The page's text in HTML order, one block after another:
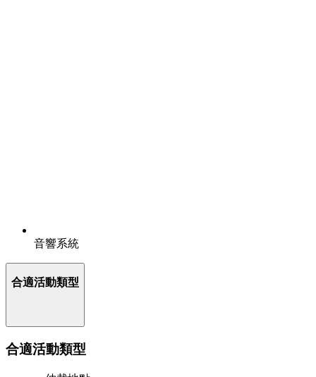
音響系統
合適活動類型
合適活動類型